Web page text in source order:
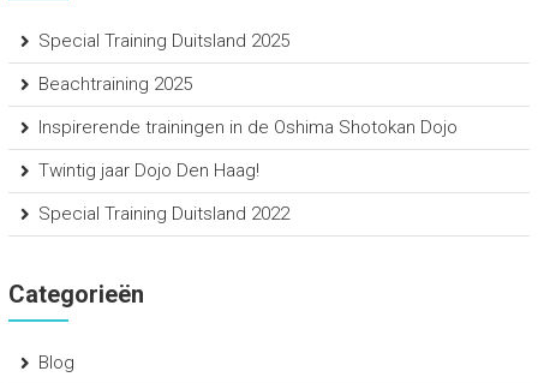
Special Training Duitsland 2025
Beachtraining 2025
Inspirerende trainingen in de Oshima Shotokan Dojo
Twintig jaar Dojo Den Haag!
Special Training Duitsland 2022
Categorieën
Blog